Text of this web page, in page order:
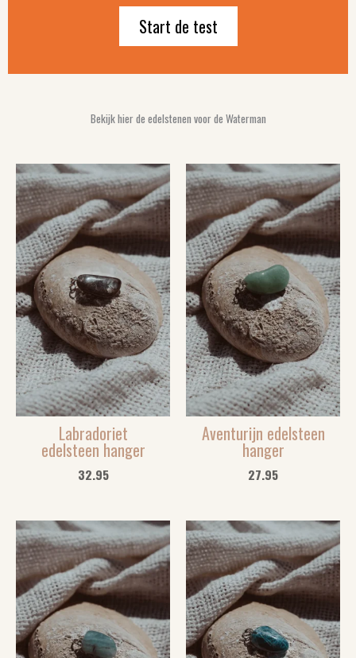
Start de test
Bekijk hier de edelstenen voor de Waterman
Labradoriet
edelsteen hanger
32.95
Aventurijn edelsteen
hanger
27.95